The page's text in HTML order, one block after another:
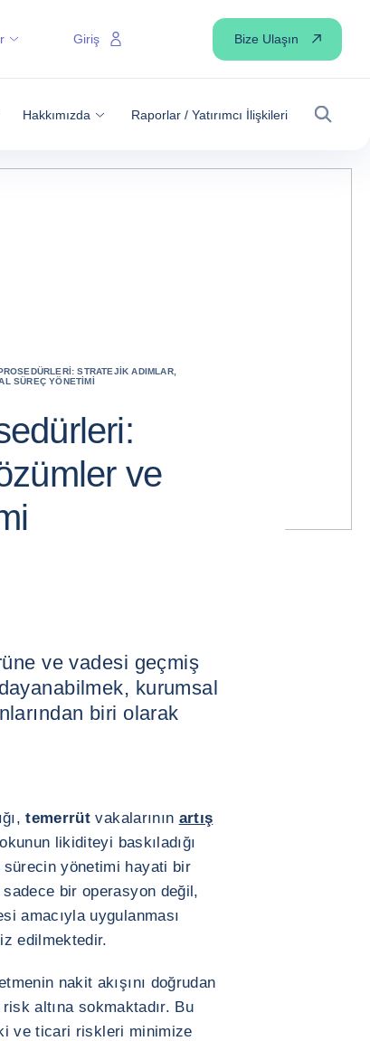
Hakkımızda Raporlar / Yatırımcı İlişkileri
Arama
Giriş Bize Ulaşın
STRATEJIK ADIMLAR,
SÜREÇ YÖNETIMI
ve
ve vadesi geçmiş
kurumsal
biri olarak
temerrüt vakalarının artış
likiditeyi baskıladığı
yönetimi hayati bir
sadece bir operasyon değil,
amacıyla uygulanması
edilmektedir.
nakit akışını doğrudan
altına sokmaktadır. Bu
ve ticari riskleri minimize